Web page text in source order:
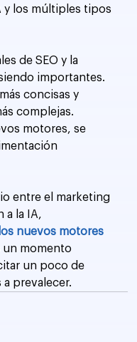
y los múltiples tipos
de SEO y la
importantes.
concisas y
complejas.
motores, se
entre el marketing
a la IA,
nuevos motores
un momento
un poco de
a prevalecer.